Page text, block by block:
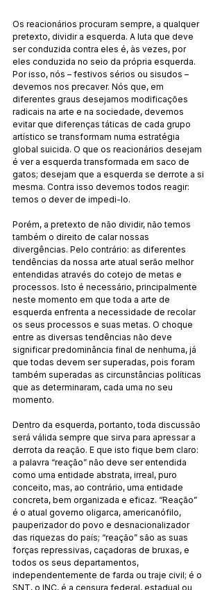
Os reacionários procuram sempre, a qualquer
pretexto, dividir a esquerda. A luta que deve
ser conduzida contra eles é, às vezes, por
eles conduzida no seio da própria esquerda.
Por isso, nós – festivos sérios ou sisudos –
devemos nos precaver. Nós que, em
diferentes graus desejamos modificações
radicais na arte e na sociedade, devemos
evitar que diferenças táticas de cada grupo
artístico se transformam numa estratégia
global suicida. O que os reacionários desejam
é ver a esquerda transformada em saco de
gatos; desejam que a esquerda se derrote a si
mesma. Contra isso devemos todos reagir:
temos o dever de impedi-lo.
Porém, a pretexto de não dividir, não temos
também o direito de calar nossas
divergências. Pelo contrário: as diferentes
tendências da nossa arte atual serão melhor
entendidas através do cotejo de metas e
processos. Isto é necessário, principalmente
neste momento em que toda a arte de
esquerda enfrenta a necessidade de recolar
os seus processos e suas metas. O choque
entre as diversas tendências não deve
significar predominância final de nenhuma, já
que todas devem ser superadas, pois foram
também superadas as circunstâncias políticas
que as determinaram, cada uma no seu
momento.
Dentro da esquerda, portanto, toda discussão
será válida sempre que sirva para apressar a
derrota da reação. E que isto fique bem claro:
a palavra “reação” não deve ser entendida
como uma entidade abstrata, irreal, puro
conceito, mas, ao contrário, uma entidade
concreta, bem organizada e eficaz. “Reação”
é o atual governo oligarca, americanófilo,
pauperizador do povo e desnacionalizador
das riquezas do país; “reação” são as suas
forças repressivas, caçadoras de bruxas, e
todos os seus departamentos,
independentemente de farda ou traje civil; é o
SNT, o INC, é a censura federal, estadual ou